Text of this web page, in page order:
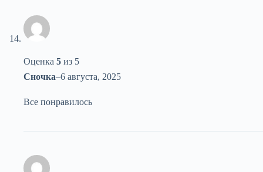
Оценка 5 из 5
Сночка–6 августа, 2025
Все понравилось